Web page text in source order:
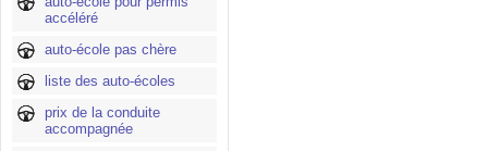
accéléré
auto-école pas chère
liste des auto-écoles
prix de la conduite
accompagnée